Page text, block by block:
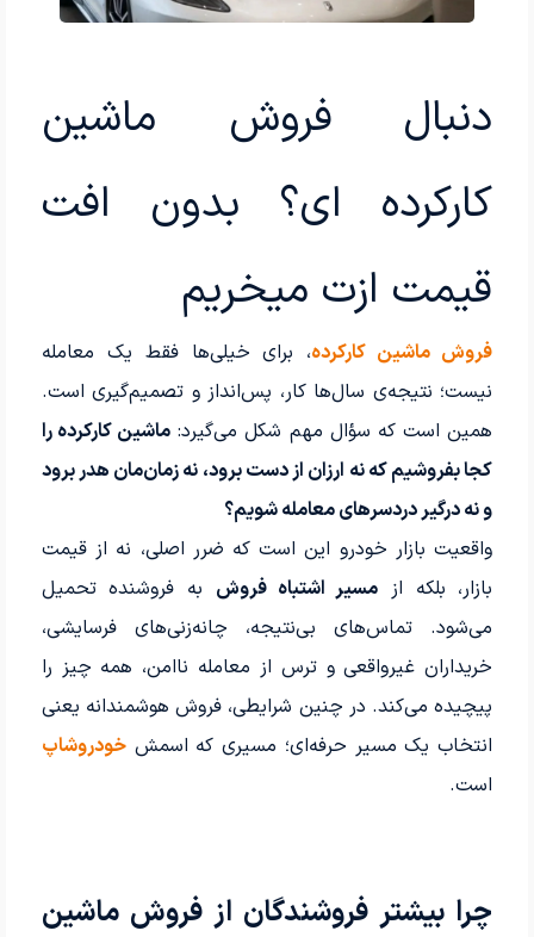
دنبال فروش ماشین
کارکرده ای؟ بدون افت
قیمت ازت میخریم
فروش ماشین کارکرده، برای خیلی‌ها فقط یک معامله
نیست؛ نتیجه‌ی سال‌ها کار، پس‌انداز و تصمیم‌گیری است.
همین است که سؤال مهم شکل می‌گیرد: ماشین کارکرده را
کجا بفروشیم که نه ارزان از دست برود، نه زمان‌مان هدر برود
و نه درگیر دردسرهای معامله شویم؟
واقعیت بازار خودرو این است که ضرر اصلی، نه از قیمت
بازار، بلکه از مسیر اشتباه فروش به فروشنده تحمیل
می‌شود. تماس‌های بی‌نتیجه، چانه‌زنی‌های فرسایشی،
خریداران غیرواقعی و ترس از معامله ناامن، همه چیز را
پیچیده می‌کند. در چنین شرایطی، فروش هوشمندانه یعنی
انتخاب یک مسیر حرفه‌ای؛ مسیری که اسمشخودروشاپ
است.
چرا بیشتر فروشندگان از فروش ماشین